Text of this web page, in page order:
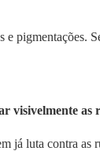
e pigmentações.
visivelmente as
já luta contra as